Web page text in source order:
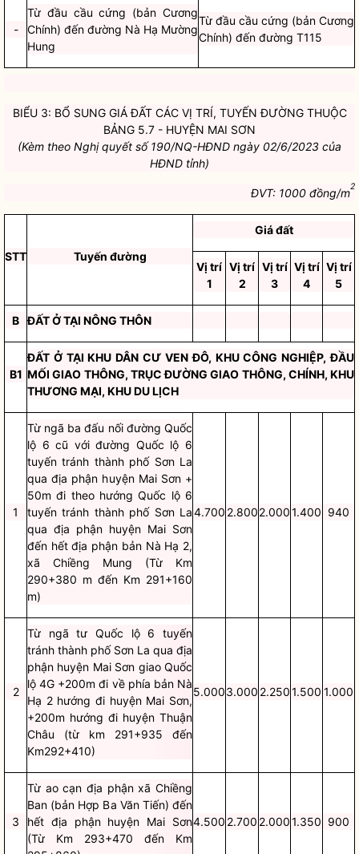
-
Từ đầu cầu cứng (bản Cương
Chính) đến đường Nà Hạ Mường
Hung
Từ đầu cầu cứng (bản Cương
Chính) đến đường T115
BIỂU 3: BỔ SUNG GIÁ ĐẤT CÁC VỊ TRÍ, TUYẾN ĐƯỜNG THUỘC
BẢNG 5.7 - HUYỆN MAI SƠN
(Kèm theo Nghị quyết số 190/NQ-HĐND ngày 02/6/2023 của
HĐND tỉnh)
ĐVT: 1000 đồng/m2
STT Tuyến đường
Giá đất
Vị trí
1
Vị trí
2
Vị trí
3
Vị trí
4
Vị trí
5
B ĐẤT Ở TẠI NÔNG THÔN
B1
ĐẤT Ở TẠI KHU DÂN CƯ VEN ĐÔ, KHU CÔNG NGHIỆP, ĐẦU
MỐI GIAO THÔNG, TRỤC ĐƯỜNG GIAO THÔNG, CHÍNH, KHU
THƯƠNG MẠI, KHU DU LỊCH
1
Từ ngã ba đấu nối đường Quốc
lộ 6 cũ với đường Quốc lộ 6
tuyến tránh thành phố Sơn La
qua địa phận huyện Mai Sơn +
50m đi theo hướng Quốc lộ 6
tuyến tránh thành phố Sơn La
qua địa phận huyện Mai Sơn
đến hết địa phận bản Nà Hạ 2,
xã Chiềng Mung (Từ Km
290+380 m đến Km 291+160
m)
4.700 2.8002.0001.400 940
2
Từ ngã tư Quốc lộ 6 tuyến
tránh thành phố Sơn La qua địa
phận huyện Mai Sơn giao Quốc
lộ 4G +200m đi về phía bản Nà
Hạ 2 hướng đi huyện Mai Sơn,
+200m hướng đi huyện Thuận
Châu (từ km 291+935 đến
Km292+410)
5.0003.000 2.2501.500 1.000
3
Từ ao cạn địa phận xã Chiềng
Ban (bản Hợp Ba Văn Tiến) đến
hết địa phận huyện Mai Sơn
(Từ Km 293+470 đến Km
4.500 2.700 2.0001.350 900